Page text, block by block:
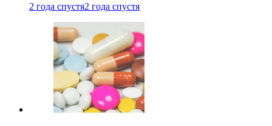
2 года спустя2 года спустя